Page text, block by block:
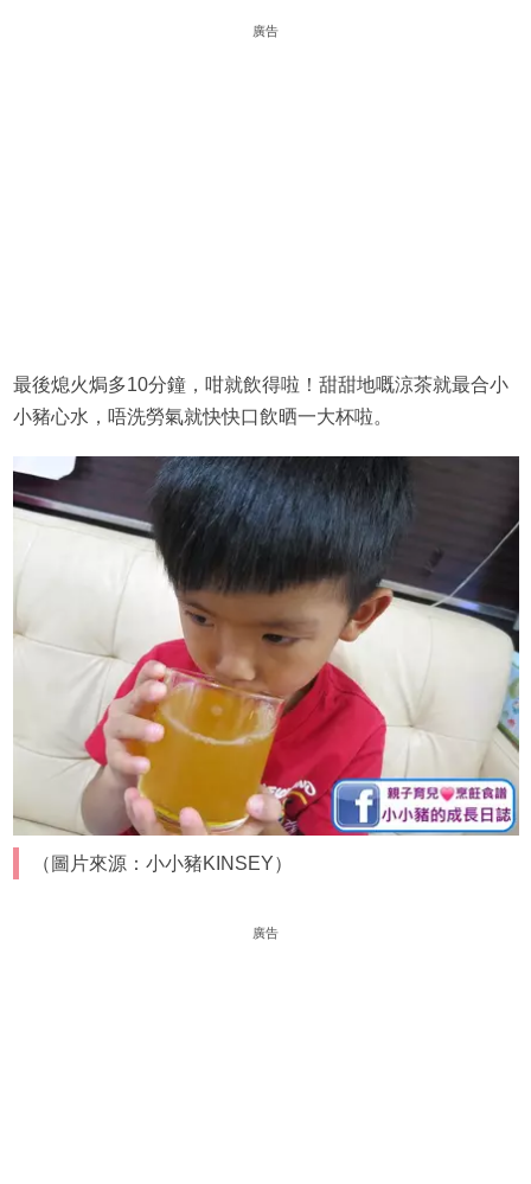
廣告
最後熄火焗多10分鐘，咁就飲得啦！甜甜地嘅涼茶就最合小
小豬心水，唔洗勞氣就快快口飲晒一大杯啦。
（圖片來源：小小豬KINSEY）
廣告